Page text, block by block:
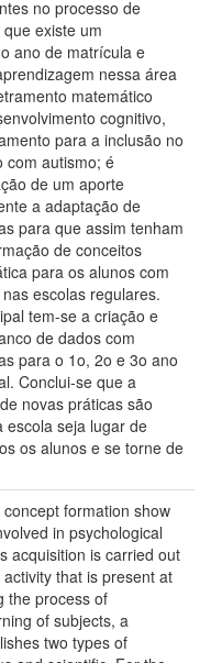
no processo de
existe um
ano de matrícula e
nessa área
matemático
cognitivo,
para a inclusão no
com autismo; é
de um aporte
a adaptação de
para que assim tenham
de conceitos
para os alunos com
escolas regulares.
tem-se a criação e
de dados com
para o 1o, 2o e 3o ano
Conclui-se que a
novas práticas são
escola seja lugar de
os alunos e se torne de
formation show
in psychological
acquisition is carried out
that is present at
the process of
of subjects, a
two types of